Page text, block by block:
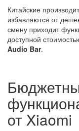
Китайские
избавляются от
смену приходит
доступной
Audio Bar.
от Xiaomi